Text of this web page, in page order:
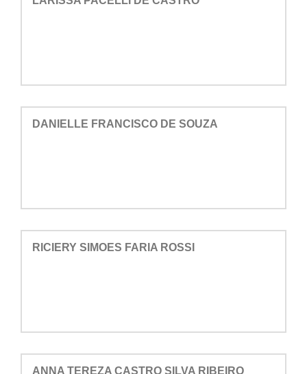
DANIELLE FRANCISCO DE SOUZA
RICIERY SIMOES FARIA ROSSI
ANNA TEREZA CASTRO SILVA RIBEIRO